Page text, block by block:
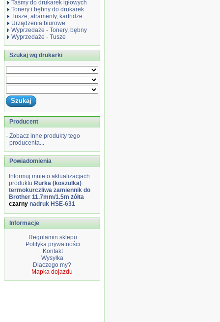
Taśmy do drukarek igłowych
Tonery i bębny do drukarek
Tusze, atramenty, kartridże
Urządzenia biurowe
Wyprzedaże - Tonery, bębny
Wyprzedaże - Tusze
Szukaj wg drukarki
Producent
- Zobacz inne produkty tego
producenta...
Powiadomienia
Informuj mnie o aktualizacjach
produktu Rurka (koszulka)
termokurczliwa zamiennik do
Brother 11.7mm/1.5m żółta
czarny nadruk HSE-631
Informacje
Regulamin sklepu
Polityka prywatności
Kontakt
Wysyłka
Dlaczego my?
Mapka dojazdu